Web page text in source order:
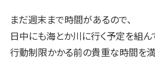
まだ週末まで時間があるので、
日中にも海とか川に行く予定を組ん
行動制限かかる前の貴重な時間を満